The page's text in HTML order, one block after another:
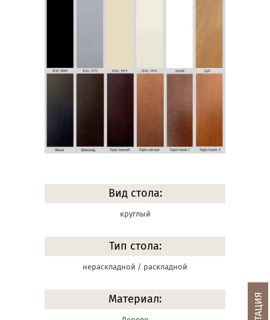
Вид стола:
круглый
Тип стола:
нераскладной / раскладной
Материал: